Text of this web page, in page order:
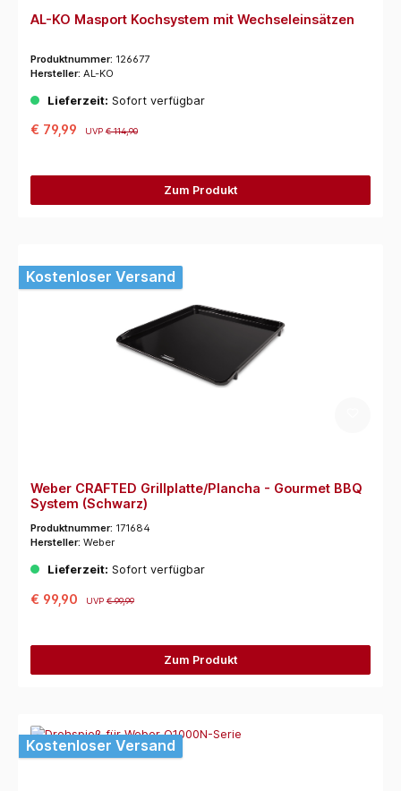
AL-KO Masport Kochsystem mit Wechseleinsätzen
Produktnummer: 126677
Hersteller: AL-KO
Lieferzeit: Sofort verfügbar
€ 79,99 UVP€ 114,90
Zum Produkt
Kostenloser Versand
Weber CRAFTED Grillplatte/Plancha - Gourmet BBQ
System (Schwarz)
Produktnummer: 171684
Hersteller: Weber
Lieferzeit: Sofort verfügbar
€ 99,90 UVP€ 99,99
Zum Produkt
Kostenloser Versand